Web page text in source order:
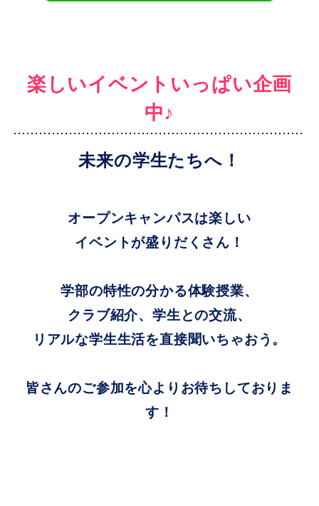
楽しいイベントいっぱい企画
中♪
未来の学生たちへ！
オープンキャンパスは楽しい
イベントが盛りだくさん！
学部の特性の分かる体験授業、
クラブ紹介、学生との交流、
リアルな学生生活を直接聞いちゃおう。
皆さんのご参加を心よりお待ちしておりま
す！